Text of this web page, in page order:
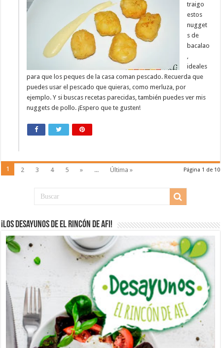
traigo
estos
nugget
s de
bacalao
,
ideales
para que los peques de la casa coman pescado. Recuerda que
puedes usar el pescado que quieras, como merluza, por
ejemplo. Y si buscas recetas parecidas, también puedes ver mis
nuggets de pollo. ¡Espero que te gusten!
Página 1 de 10
1 2 3 4 5 » ... Última »
¡Los desayunos de El Rincón de Afi!